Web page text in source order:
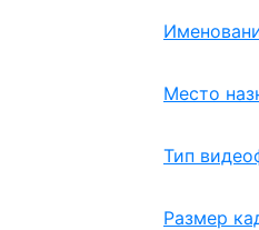
Место
Тип
Размер